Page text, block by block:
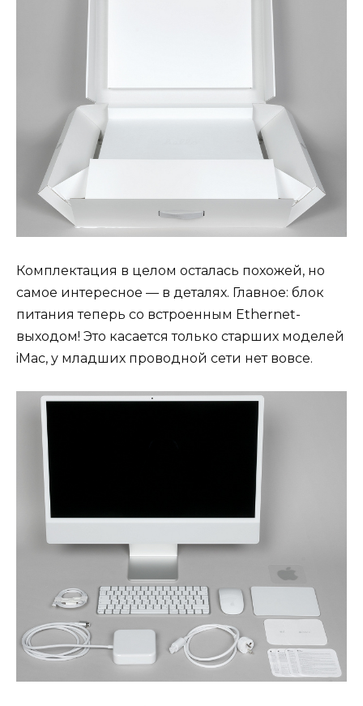
Комплектация в целом осталась похожей, но
самое интересное — в деталях. Главное: блок
питания теперь со встроенным Ethernet-
выходом! Это касается только старших моделей
iMac, у младших проводной сети нет вовсе.